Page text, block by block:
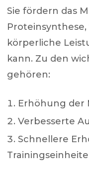
Sie fördern das
körperliche
kann. Zu den
gehören:
Erhöhung der
Verbesserte
Schnellere